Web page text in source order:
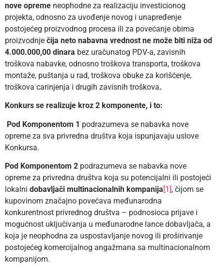
nove opreme neophodne za realizaciju investicionog
projekta, odnosno za uvođenje novog i unapređenje
postojećeg proizvodnog procesa ili za povećanje obima
proizvodnje čija neto nabavna vrednost ne može biti niža od
4.000.000,00 dinara bez uračunatog PDV-a, zavisnih
troškova nabavke, odnosno troškova transporta, troškova
montaže, puštanja u rad, troškova obuke za korišćenje,
troškova carinjenja i drugih zavisnih troškova.
Konkurs se realizuje kroz 2 komponente, i to:
Pod Komponentom 1 podrazumeva se nabavka nove
opreme za sva privredna društva koja ispunjavaju uslove
Konkursa.
Pod Komponentom 2 podrazumeva se nabavka nove
opreme za privredna društva koja su potencijalni ili postojeći
lokalni dobavljači multinacionalnih kompanija[1], čijom se
kupovinom značajno povećava međunarodna
konkurentnost privrednog društva – podnosioca prijave i
mogućnost uključivanja u međunarodne lance dobavljača, a
koja je neophodna za uspostavljanje novog ili proširivanje
postojećeg komercijalnog angažmana sa multinacionalnom
kompanijom.